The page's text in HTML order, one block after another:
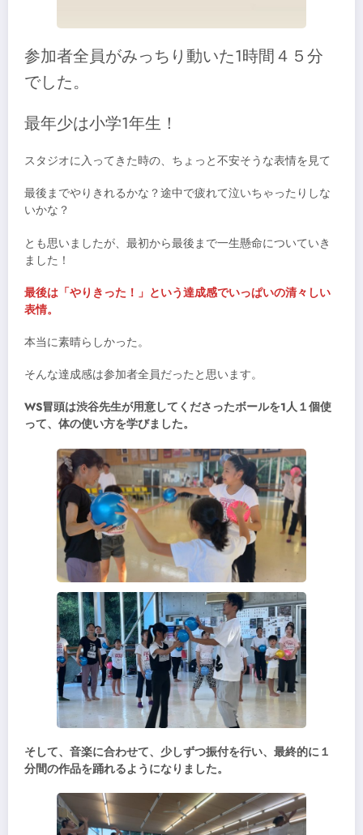
参加者全員がみっちり動いた1時間４５分
でした。
最年少は小学1年生！
スタジオに入ってきた時の、ちょっと不安そうな表情を見て
最後までやりきれるかな？途中で疲れて泣いちゃったりしな
いかな？
とも思いましたが、最初から最後まで一生懸命についていき
ました！
最後は「やりきった！」という達成感でいっぱいの清々しい
表情。
本当に素晴らしかった。
そんな達成感は参加者全員だったと思います。
WS冒頭は渋谷先生が用意してくださったボールを1人１個使
って、体の使い方を学びました。
そして、音楽に合わせて、少しずつ振付を行い、最終的に１
分間の作品を踊れるようになりました。